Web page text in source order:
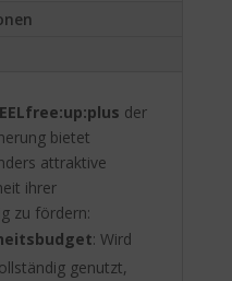
der
bietet
attraktive
ihrer
zu fördern:
: Wird
genutzt,